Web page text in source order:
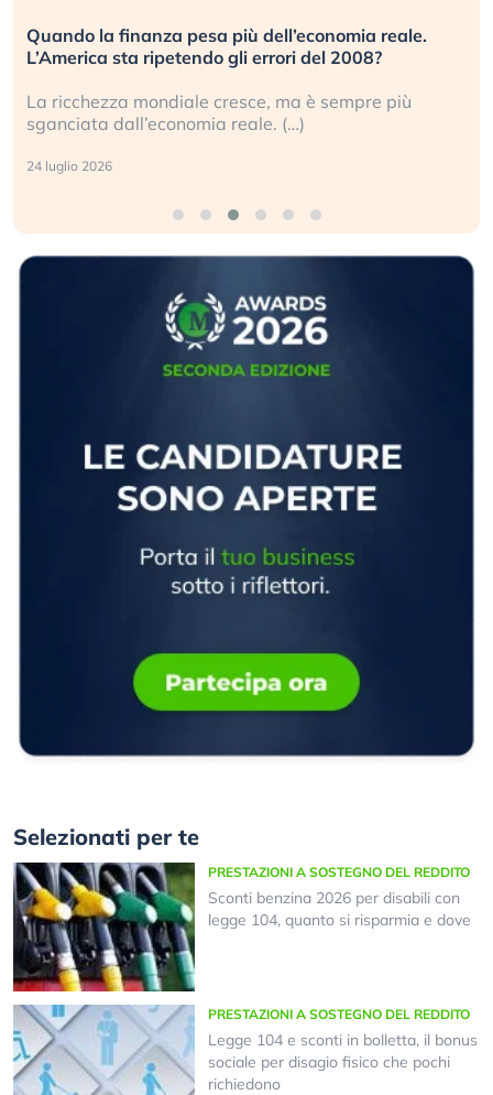
Russia e Cina pronti a spegnere Starlink. Gli
investitori stanno sottovalutando il rischio?
Gli investitori tech continuano a ignorare il rischio
geopolitico: il (…)
17 luglio 2026
Selezionati per te
PRESTAZIONI A SOSTEGNO DEL REDDITO
Sconti benzina 2026 per disabili con
legge 104, quanto si risparmia e dove
PRESTAZIONI A SOSTEGNO DEL REDDITO
Legge 104 e sconti in bolletta, il bonus
sociale per disagio fisico che pochi
richiedono